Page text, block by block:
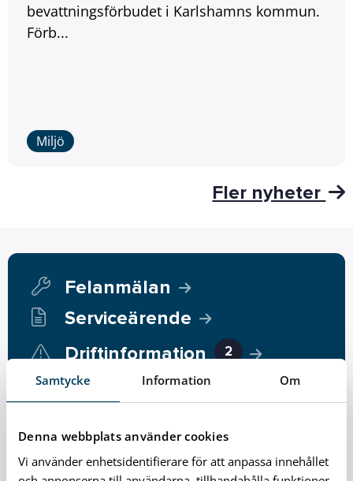
Samtycke Information Om
Denna webbplats använder cookies
Vi använder enhetsidentifierare för att anpassa innehållet
Miljö
bevattningsförbudet i Karlshamns kommun.
Förb...
Fler nyheter
Felanmälan
Serviceärende
Driftinformation
2
Lämna synpunkter
Anslagstavla